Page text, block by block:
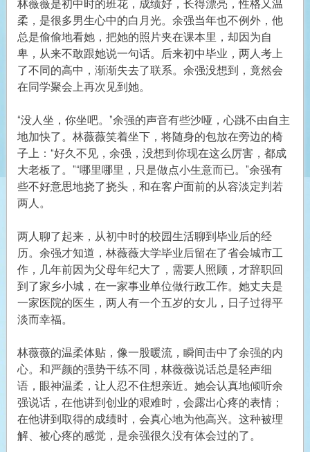
林薇薇是初中时的班花，成绩好，长得漂亮，性格又温
柔，是很多男生心中的白月光。余强当年也不例外，他
总是偷偷地看她，把她的照片夹在课本里，却因为自
卑，从来不敢跟她说一句话。后来初中毕业，两人考上
了不同的高中，渐渐失去了联系。余强没想到，竟然会
在同学聚会上再次见到她。
“没人坐，你坐吧。”余强的声音有些沙哑，心跳不由自主
地加快了。林薇薇笑着坐下，将随身的包放在旁边的椅
子上：“好久不见，余强，没想到你现在这么厉害，都成
大老板了。”“哪里哪里，只是做点小生意而已。”余强有
些不好意思地挠了挠头，和在客户面前的从容淡定判若
两人。
两人聊了起来，从初中时的校园生活聊到毕业后的经
历。余强才知道，林薇薇大学毕业后留在了省会城市工
作，几年前因为父母年纪大了，需要人照顾，才辞职回
到了家乡小城，在一家事业单位做行政工作。她丈夫是
一家医院的医生，两人有一个五岁的女儿，日子过得平
淡而幸福。
林薇薇的温柔体贴，像一股暖流，瞬间击中了余强的内
心。和严颜的强势干练不同，林薇薇说话总是轻声细
语，眼神温柔，让人忍不住想亲近。她会认真地倾听余
强说话，在他讲到创业的艰难时，会露出心疼的表情；
在他讲到取得的成绩时，会真心地为他高兴。这种被理
解、被心疼的感觉，是余强很久没有体会过的了。